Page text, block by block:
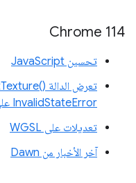
‫Chrome 114
تحسين JavaScript
InvalidStateError على لوحة الرسم غير المضبوطة
تعديلات على WGSL
آخر الأخبار من Dawn